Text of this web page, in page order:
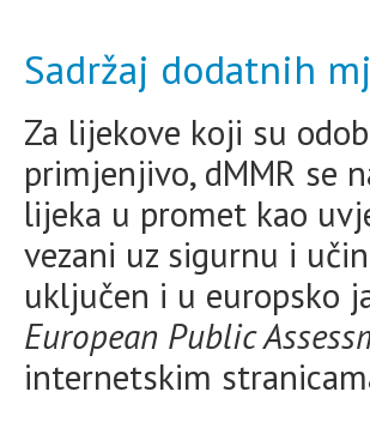
Sadržaj dodatnih
Za lijekove koji su
primjenjivo, dMMR se
lijeka u promet kao
vezani uz sigurnu i
uključen i u europsko
European Public
internetskim